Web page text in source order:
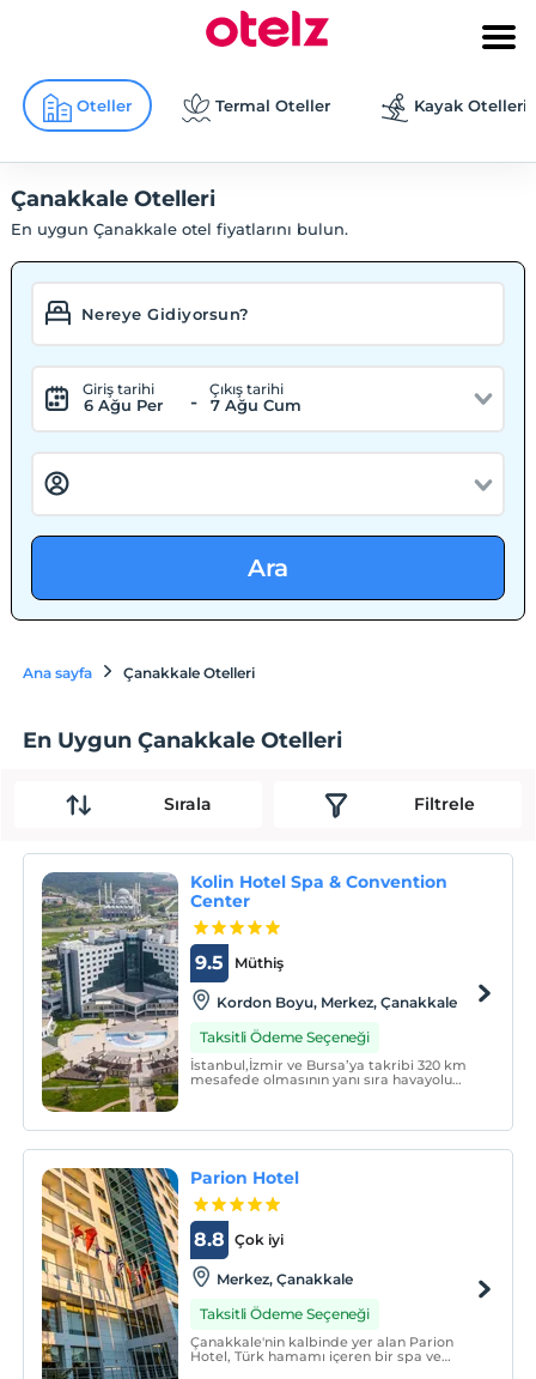
Oteller Termal Oteller Kayak Otelleri
Çanakkale Otelleri
En uygun Çanakkale otel fiyatlarını bulun.
Giriş tarihi
6 Ağu Per -
Çıkış tarihi
7 Ağu Cum
Ara
Ana sayfa Çanakkale Otelleri
En Uygun Çanakkale Otelleri
Sırala Filtrele
Kolin Hotel Spa & Convention
Center
Müthiş
9.5
Kordon Boyu, Merkez‎, Çanakkale
Taksitli Ödeme Seçeneği
İstanbul,İzmir ve Bursa’ya takribi 320 km
mesafede olmasının yanı sıra havayolu
yormayan dekorasyonu ile T
Parion Hotel
Çok iyi
8.8
Merkez‎, Çanakkale
Taksitli Ödeme Seçeneği
Çanakkale'nin kalbinde yer alan Parion
Hotel, Türk hamamı içeren bir spa ve